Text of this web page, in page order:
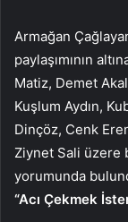
Armağan
paylaşımının
Matiz, Demet
Kuşlum Aydın,
Dinçöz, Cenk
Ziynet Sali üzere
yorumunda
“Acı Çekmek